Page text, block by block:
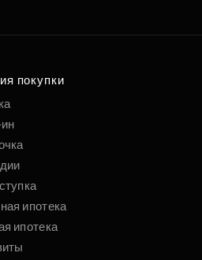
покупки
ипотека
ипотека